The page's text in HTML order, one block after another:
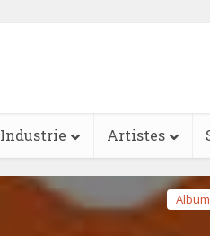
Industrie Artistes